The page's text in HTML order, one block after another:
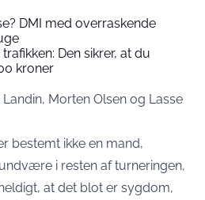
DMI med overraskende
Den sikrer, at du
kroner
Morten Olsen og Lasse
bestemt ikke en mand,
i resten af turneringen,
at det blot er sygdom,